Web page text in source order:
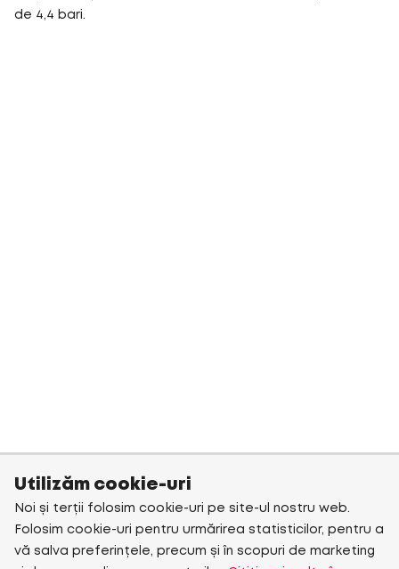
de 4,4 bari.
Utilizăm cookie-uri
Noi și terții folosim cookie-uri pe site-ul nostru web.
Folosim cookie-uri pentru urmărirea statisticilor, pentru a
vă salva preferințele, precum și în scopuri de marketing